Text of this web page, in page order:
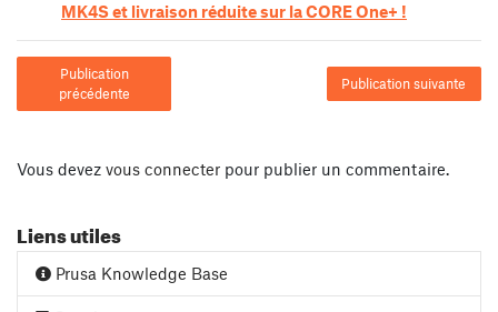
MK4S et livraison réduite sur la CORE One+ !
Publication
précédente
Publication suivante
Vous devez vous connecter pour publier un commentaire.
Liens utiles
Prusa Knowledge Base